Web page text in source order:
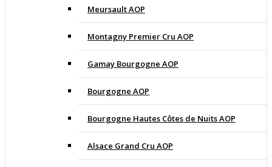
Meursault AOP
Montagny Premier Cru AOP
Gamay Bourgogne AOP
Bourgogne AOP
Bourgogne Hautes Côtes de Nuits AOP
Alsace Grand Cru AOP